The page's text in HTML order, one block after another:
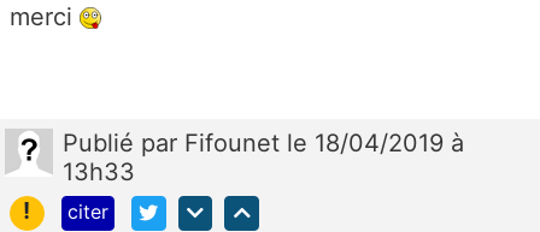
merci
Publié par Fifounet le 18/04/2019 à
13h33
!
citer